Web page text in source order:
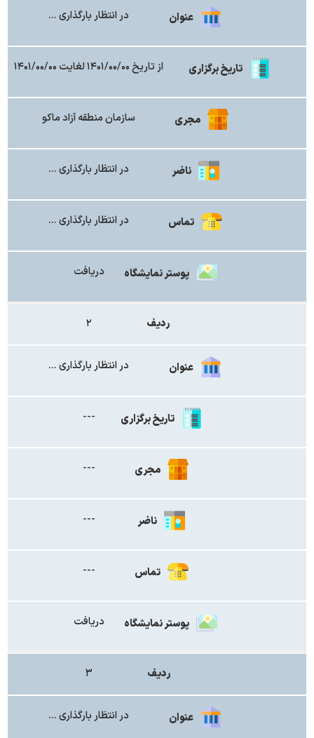
عنوان در انتظار بارگذاری ...
تاریخ برگزاری از تاریخ ۱۴۰۱/۰۰/۰۰ لغایت ۱۴۰۱/۰۰/۰۰
مجری سازمان منطقه آزاد ماکو
ناضر در انتظار بارگذاری ...
تماس در انتظار بارگذاری ...
پوستر نمایشگاه دریافت
ردیف ۲
عنوان در انتظار بارگذاری ...
تاریخ برگزاری ---
مجری ---
ناضر ---
تماس ---
پوستر نمایشگاه دریافت
ردیف ۳
عنوان در انتظار بارگذاری ...